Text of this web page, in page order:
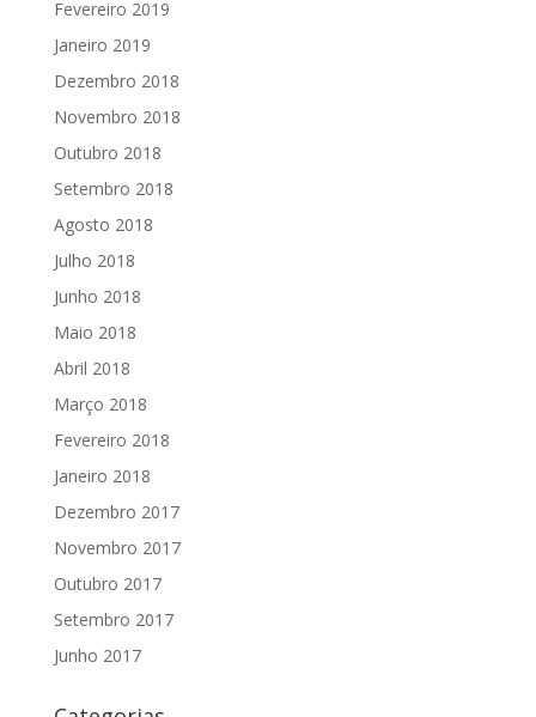
Fevereiro 2019
Janeiro 2019
Dezembro 2018
Novembro 2018
Outubro 2018
Setembro 2018
Agosto 2018
Julho 2018
Junho 2018
Maio 2018
Abril 2018
Março 2018
Fevereiro 2018
Janeiro 2018
Dezembro 2017
Novembro 2017
Outubro 2017
Setembro 2017
Junho 2017